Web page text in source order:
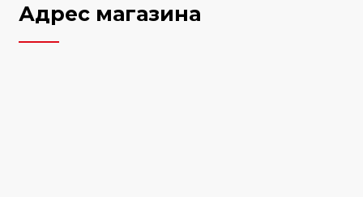
Адрес магазина